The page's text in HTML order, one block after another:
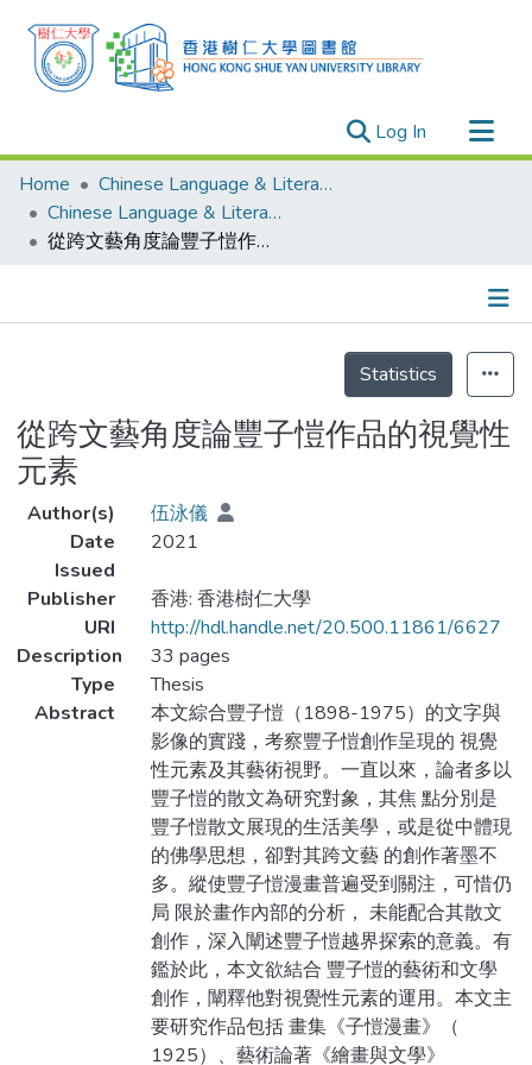
Log In (current)
Research Outputs
Researchers
Organizations
Events
Home
Chinese Language & Literature
Chinese Language & Literature - Theses
從跨文藝角度論豐子愷作品的視覺性元素
Statistics
從跨文藝角度論豐子愷作品的視覺性
元素
Author(s)
伍泳儀
Date
Issued
2021
Publisher
香港: 香港樹仁大學
URI
http://hdl.handle.net/20.500.11861/6627
Description
33 pages
Type
Thesis
Abstract
本文綜合豐子愷（1898-1975）的文字與
影像的實踐，考察豐子愷創作呈現的 視覺
性元素及其藝術視野。一直以來，論者多以
豐子愷的散文為研究對象，其焦 點分別是
豐子愷散文展現的生活美學，或是從中體現
的佛學思想，卻對其跨文藝 的創作著墨不
多。縱使豐子愷漫畫普遍受到關注，可惜仍
局 限於畫作內部的分析， 未能配合其散文
創作，深入闡述豐子愷越界探索的意義。有
鑑於此，本文欲結合 豐子愷的藝術和文學
創作，闡釋他對視覺性元素的運用。本文主
要研究作品包括 畫集《子愷漫畫》（
1925）、藝術論著《繪畫與文學》